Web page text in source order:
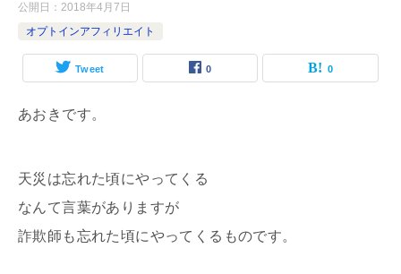
公開日： 2018年4月7日
オプトインアフィリエイト
Tweet 0 0
あおきです。
天災は忘れた頃にやってくる
なんて言葉がありますが
詐欺師も忘れた頃にやってくるものです。